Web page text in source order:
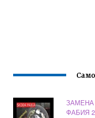
ФАБИЯ